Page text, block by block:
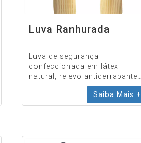
Luva Ranhurada
Luva de segurança
confeccionada em látex
natural, relevo antiderrapante
na palma e ponta dos dedos,
detalhes de ranhura no punho.
Saiba Mais +